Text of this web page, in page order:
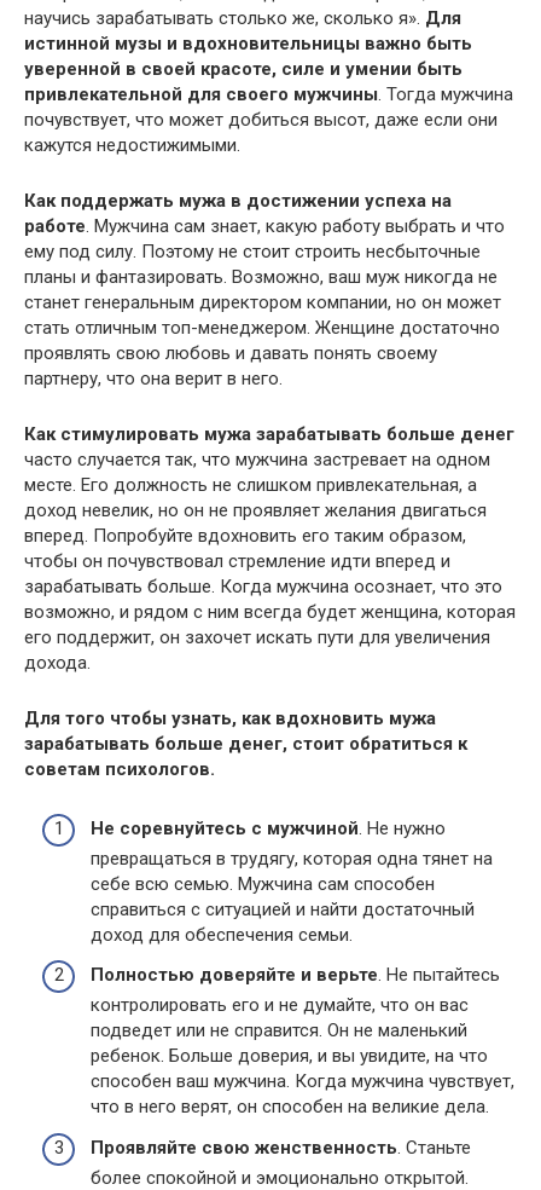
научись зарабатывать столько же, сколько я». Для
истинной музы и вдохновительницы важно быть
уверенной в своей красоте, силе и умении быть
привлекательной для своего мужчины. Тогда мужчина
почувствует, что может добиться высот, даже если они
кажутся недостижимыми.
Как поддержать мужа в достижении успеха на
работе. Мужчина сам знает, какую работу выбрать и что
ему под силу. Поэтому не стоит строить несбыточные
планы и фантазировать. Возможно, ваш муж никогда не
станет генеральным директором компании, но он может
стать отличным топ-менеджером. Женщине достаточно
проявлять свою любовь и давать понять своему
партнеру, что она верит в него.
Как стимулировать мужа зарабатывать больше денег
часто случается так, что мужчина застревает на одном
месте. Его должность не слишком привлекательная, а
доход невелик, но он не проявляет желания двигаться
вперед. Попробуйте вдохновить его таким образом,
чтобы он почувствовал стремление идти вперед и
зарабатывать больше. Когда мужчина осознает, что это
возможно, и рядом с ним всегда будет женщина, которая
его поддержит, он захочет искать пути для увеличения
дохода.
Для того чтобы узнать, как вдохновить мужа
зарабатывать больше денег, стоит обратиться к
советам психологов.
Не соревнуйтесь с мужчиной . Не нужно
превращаться в трудягу, которая одна тянет на
себе всю семью. Мужчина сам способен
справиться с ситуацией и найти достаточный
доход для обеспечения семьи.
Полностью доверяйте и верьте. Не пытайтесь
контролировать его и не думайте, что он вас
подведет или не справится. Он не маленький
ребенок. Больше доверия, и вы увидите, на что
способен ваш мужчина. Когда мужчина чувствует,
что в него верят, он способен на великие дела.
Проявляйте свою женственность . Станьте
более спокойной и эмоционально открытой.